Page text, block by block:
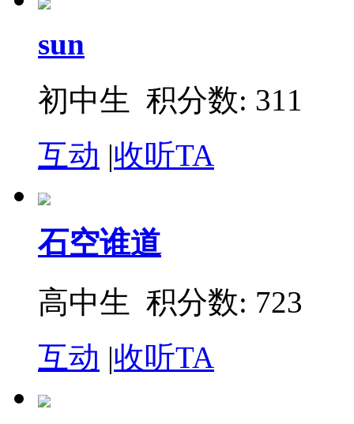
sun
初中生 积分数: 311
互动 |收听TA
石空谁道
高中生 积分数: 723
互动 |收听TA